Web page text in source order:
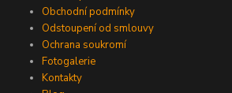
Obchodní podmínky
Odstoupení od smlouvy
Ochrana soukromí
Fotogalerie
Kontakty